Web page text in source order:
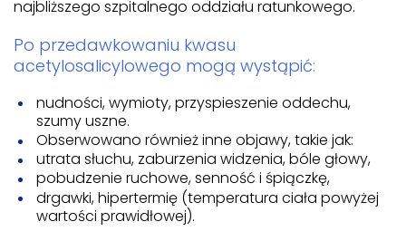
najbliższego szpitalnego oddziału ratunkowego.
Po przedawkowaniu kwasu
acetylosalicylowego mogą wystąpić:
nudności, wymioty, przyspieszenie oddechu,
szumy uszne.
Obserwowano również inne objawy, takie jak:
utrata słuchu, zaburzenia widzenia, bóle głowy,
pobudzenie ruchowe, senność i śpiączkę,
drgawki, hipertermię (temperatura ciała powyżej
wartości prawidłowej).